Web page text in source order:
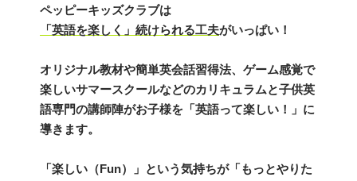
ペッピーキッズクラブは
「英語を楽しく」続けられる工夫がいっぱい！
オリジナル教材や簡単英会話習得法、ゲーム感覚で
楽しいサマースクールなどのカリキュラムと子供英
語専門の講師陣がお子様を「英語って楽しい！」に
導きます。
「楽しい（Fun）」という気持ちが「もっとやりた